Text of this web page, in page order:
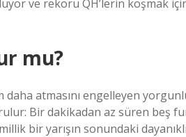
ve rekoru QH’lerin koşmak
mu?
daha atmasını engelleyen
Bir dakikadan az süren beş
bir yarışın sonundaki